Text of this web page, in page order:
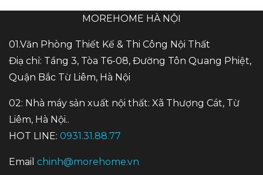
MOREHOME HÀ NỘI
01.Văn Phòng Thiết Kế & Thi Công Nội Thất
Điạ chỉ: Tầng 3, Tòa T6-08, Đường Tôn Quang Phiệt,
Quận Bắc Từ Liêm, Hà Nội
02: Nhà máy sản xuất nội thất: Xã Thượng Cát, Từ
Liêm, Hà Nội..
HOT LINE: 0931.31.88.77
Email chinh@morehome.vn